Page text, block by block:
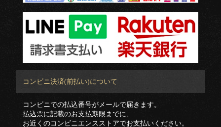
コンビニ決済(前払い)について
コンビニでの払込番号がメールで届きます。
払込票に記載のお支払期限までに、
お近くのコンビニエンスストアでお支払いください。